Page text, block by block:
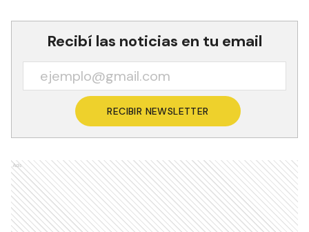
Recibí las noticias en tu email
RECIBIR NEWSLETTER
Ads